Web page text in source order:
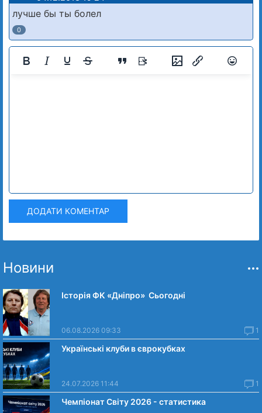
лучше бы ты болел
0
ДОДАТИ КОМЕНТАР
Новини
Історія ФК «Дніпро» Сьогодні
06.08.2026 09:33 1
Українські клуби в єврокубках
24.07.2026 11:44 1
Чемпіонат Світу 2026 - статистика